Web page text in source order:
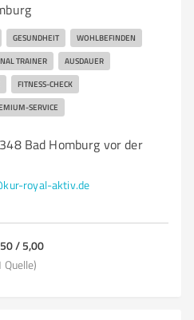
GESUNDHEIT WOHLBEFINDEN
TRAINER AUSDAUER
FITNESS-CHECK
SERVICE
Bad Homburg vor der
royal-aktiv.de
/ 5,00
Quelle)